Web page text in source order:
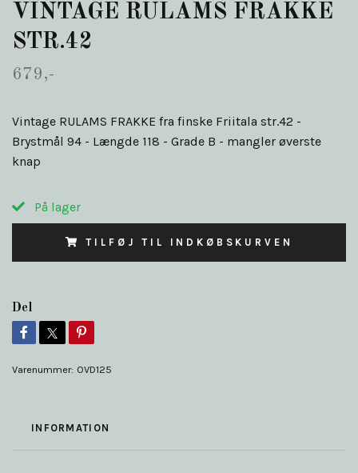
VINTAGE RULAMS FRAKKE
STR.42
679,-
Vintage RULAMS FRAKKE fra finske Friitala str.42 -
Brystmål 94 - Længde 118 - Grade B - mangler øverste
knap
På lager
TILFØJ TIL INDKØBSKURVEN
Del
Varenummer: OVD125
INFORMATION